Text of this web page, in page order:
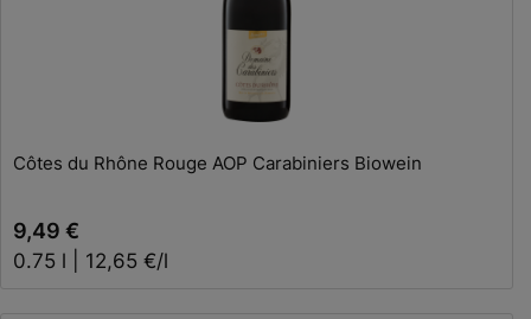
In den Warenkorb
Côtes du Rhône Rouge AOP Carabiniers Biowein
9,49 €
0.75 l | 12,65 €/l